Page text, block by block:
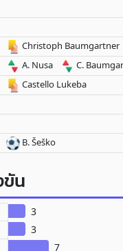
Christoph Baumgartner
A. Nusa C.
Castello Lukeba
B. Šeško
น
3
3
7